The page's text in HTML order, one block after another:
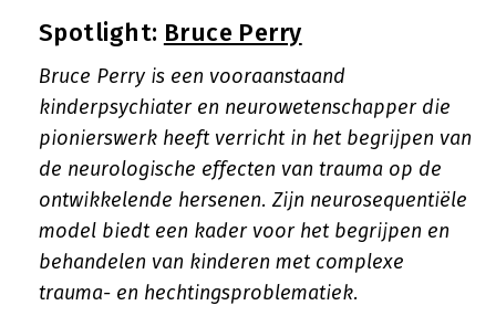
Spotlight: Bruce Perry
Bruce Perry is een vooraanstaand
kinderpsychiater en neurowetenschapper die
pionierswerk heeft verricht in het begrijpen van
de neurologische effecten van trauma op de
ontwikkelende hersenen. Zijn neurosequentiële
model biedt een kader voor het begrijpen en
behandelen van kinderen met complexe
trauma- en hechtingsproblematiek.